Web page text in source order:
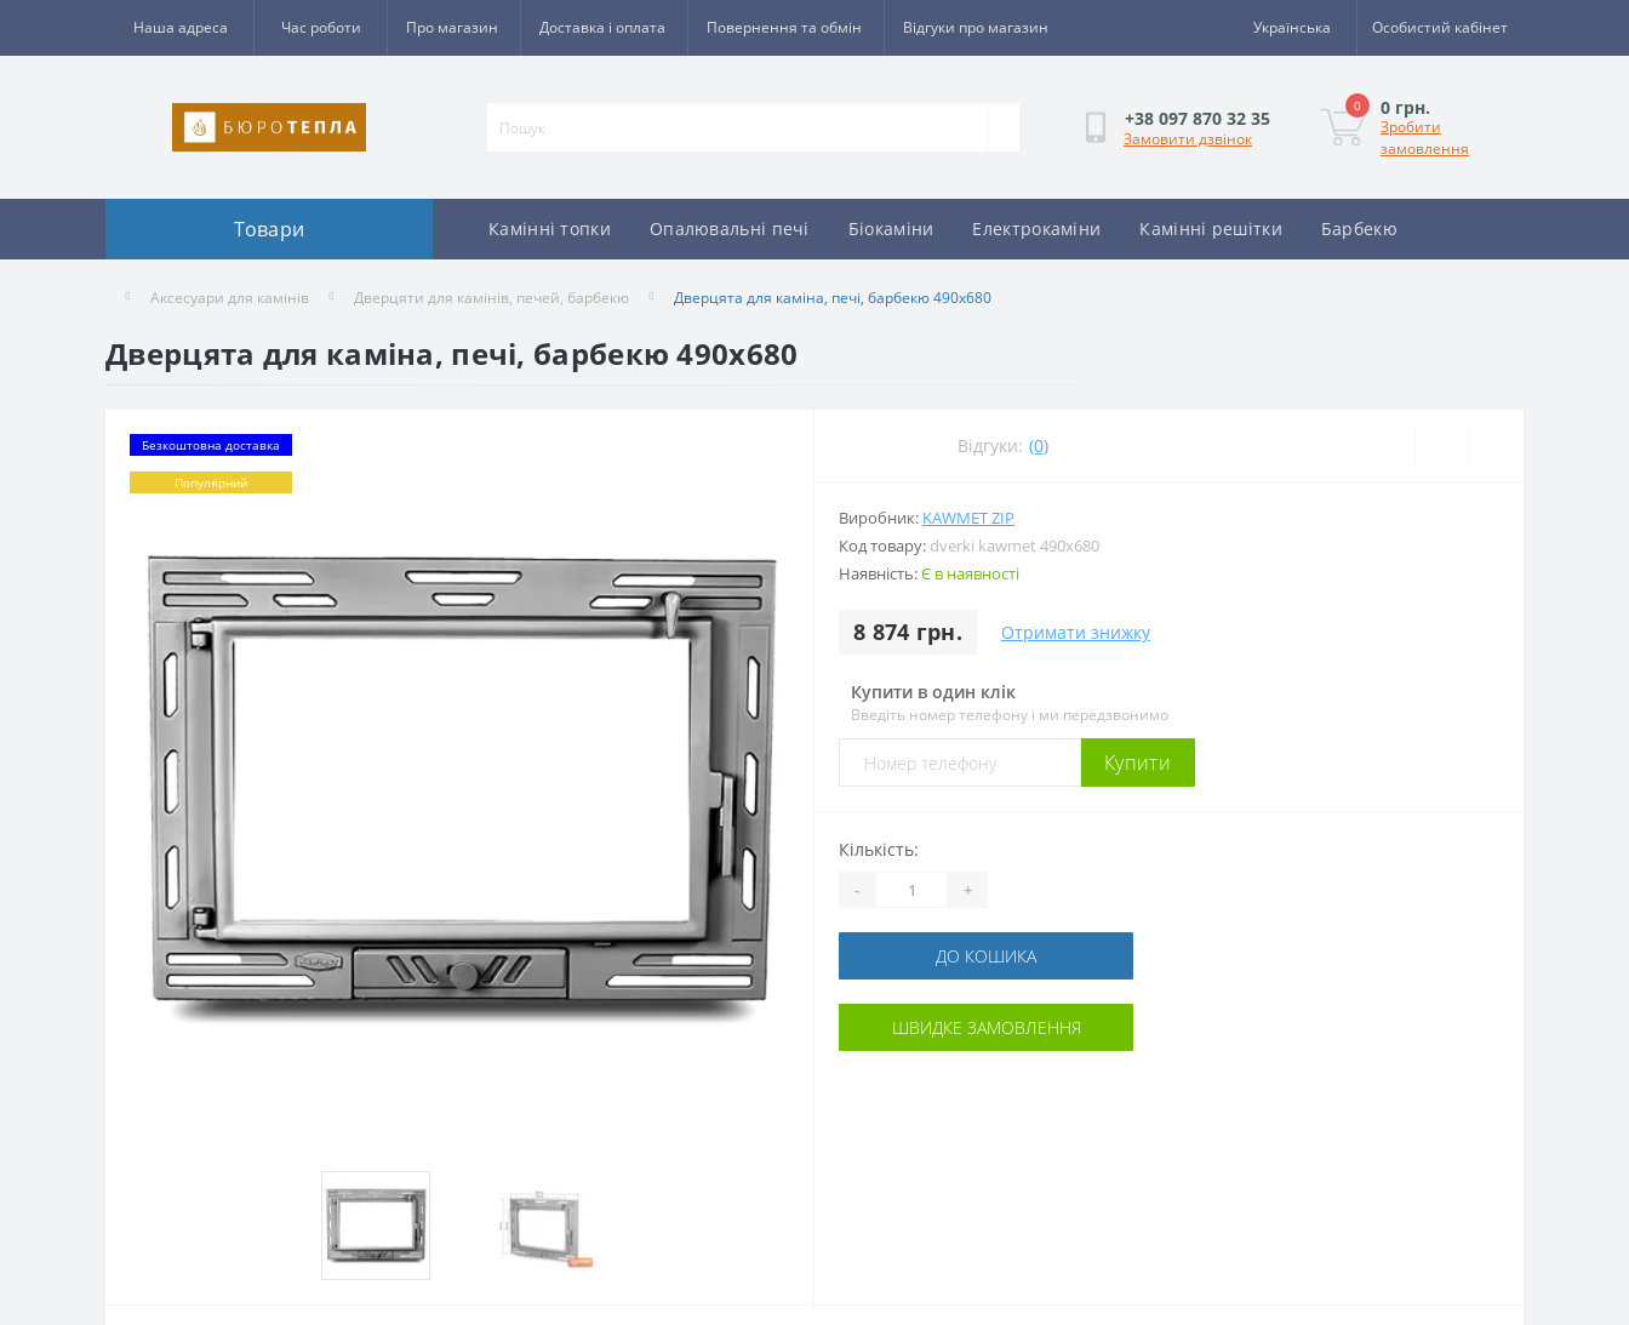
Наша адреса Час роботи Про магазин Доставка і оплата Повернення та обмін Відгуки про магазин Українська Особистий кабінет
+38 097 870 32 35
Замовити дзвінок
0 0 грн.
Зробити
замовлення
Товари Камінні топки Опалювальні печі Біокаміни Електрокаміни Камінні решітки Барбекю
Аксесуари для камінів Дверцяти для камінів, печей, барбекю Дверцята для каміна, печі, барбекю 490x680
Дверцята для каміна, печі, барбекю 490x680
Безкоштовна доставка
Популярний
Відгуки: (0)
Виробник: KAWMET ZIP
Код товару: dverki kawmet 490x680
Наявність:Є в наявності
8 874 грн. Отримати знижку
Купити в один клік
Введіть номер телефону і ми передзвонимо
Купити
Кількість:
- +
ДО КОШИКА
ШВИДКЕ ЗАМОВЛЕННЯ